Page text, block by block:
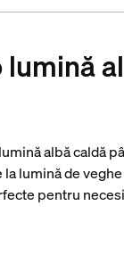
albă caldă
lumină de veghe
pentru